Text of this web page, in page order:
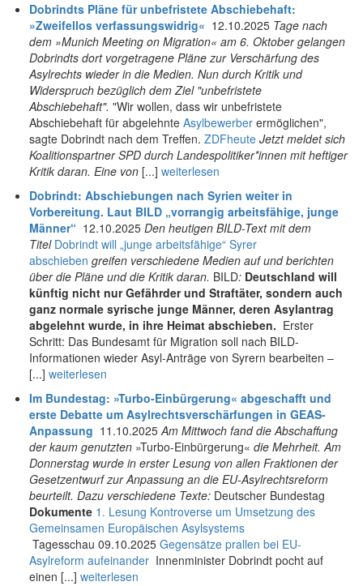
Dobrindts Pläne für unbefristete Abschiebehaft:
»Zweifellos verfassungswidrig« 12.10.2025 Tage nach
dem »Munich Meeting on Migration« am 6. Oktober gelangen
Dobrindts dort vorgetragene Pläne zur Verschärfung des
Asylrechts wieder in die Medien. Nun durch Kritik und
Widerspruch bezüglich dem Ziel "unbefristete
Abschiebehaft". "Wir wollen, dass wir unbefristete
Abschiebehaft für abgelehnte Asylbewerber ermöglichen",
sagte Dobrindt nach dem Treffen. ZDFheute Jetzt meldet sich
Koalitionspartner SPD durch Landespolitiker*innen mit heftiger
Kritik daran. Eine von [...] weiterlesen
Dobrindt: Abschiebungen nach Syrien weiter in
Vorbereitung. Laut BILD „vorrangig arbeitsfähige, junge
Männer“ 12.10.2025 Den heutigen BILD-Text mit dem
Titel Dobrindt will „junge arbeitsfähige“ Syrer
abschieben greifen verschiedene Medien auf und berichten
über die Pläne und die Kritik daran. BILD: Deutschland will
künftig nicht nur Gefährder und Straftäter, sondern auch
ganz normale syrische junge Männer, deren Asylantrag
abgelehnt wurde, in ihre Heimat abschieben. Erster
Schritt: Das Bundesamt für Migration soll nach BILD-
Informationen wieder Asyl-Anträge von Syrern bearbeiten –
[...] weiterlesen
Im Bundestag: »Turbo-Einbürgerung« abgeschafft und
erste Debatte um Asylrechtsverschärfungen in GEAS-
Anpassung 11.10.2025Am Mittwoch fand die Abschaffung
der kaum genutzten »Turbo-Einbürgerung« die Mehrheit. Am
Donnerstag wurde in erster Lesung von allen Fraktionen der
Gesetzentwurf zur Anpassung an die EU-Asylrechtsreform
beurteilt. Dazu verschiedene Texte: Deutscher Bundestag
Dokumente 1. Lesung Kontroverse um Um­setzung des
Gemein­samen Europäischen Asylsystems
Tagesschau 09.10.2025 Gegensätze prallen bei EU-
Asylreform aufeinander Innenminister Dobrindt pocht auf
einen [...] weiterlesen